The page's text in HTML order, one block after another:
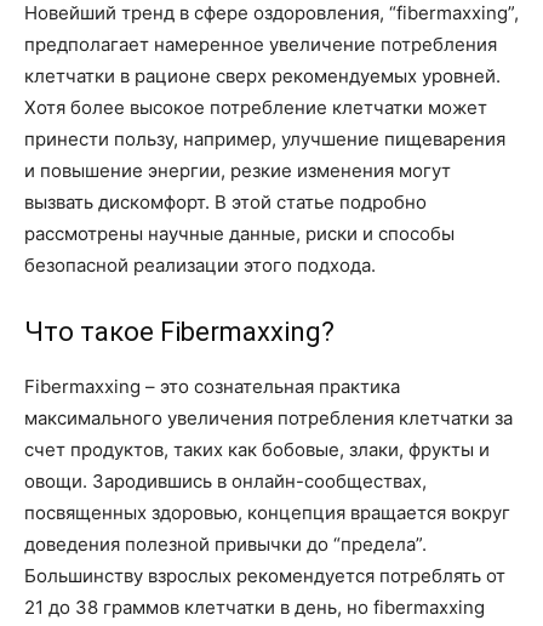
Новейший тренд в сфере оздоровления, “fibermaxxing”,
предполагает намеренное увеличение потребления
клетчатки в рационе сверх рекомендуемых уровней.
Хотя более высокое потребление клетчатки может
принести пользу, например, улучшение пищеварения
и повышение энергии, резкие изменения могут
вызвать дискомфорт. В этой статье подробно
рассмотрены научные данные, риски и способы
безопасной реализации этого подхода.
Что такое Fibermaxxing?
Fibermaxxing – это сознательная практика
максимального увеличения потребления клетчатки за
счет продуктов, таких как бобовые, злаки, фрукты и
овощи. Зародившись в онлайн-сообществах,
посвященных здоровью, концепция вращается вокруг
доведения полезной привычки до “предела”.
Большинству взрослых рекомендуется потреблять от
21 до 38 граммов клетчатки в день, но fibermaxxing